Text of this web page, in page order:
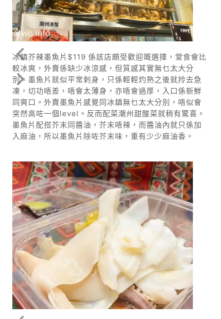
冰鎮芥辣墨魚片$119 係該店頗受歡迎嘅選擇，堂食會比
較冰爽，外賣係缺少冰涼感，但質感其實無乜太大分
別。墨魚片就似平常刺身，只係輕輕灼熟之後就拎去急
凍，切功唔差，唔會太薄身，亦唔會過厚，入口係新鮮
同爽口。外賣墨魚片感覺同冰鎮無乜太大分別，唔似會
突然高咗一個level。反而配菜潮州甜酸菜就稍有驚喜。
墨魚片配搭芥末同醬油，芥末唔辣，而醬油內就只係加
入麻油，所以墨魚片除咗芥末味，重有少少麻油香。